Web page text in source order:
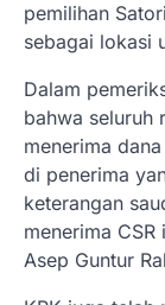
pemilihan
sebagai lokasi
Dalam
bahwa seluruh
menerima
di penerima
keterangan
menerima
Asep Guntur